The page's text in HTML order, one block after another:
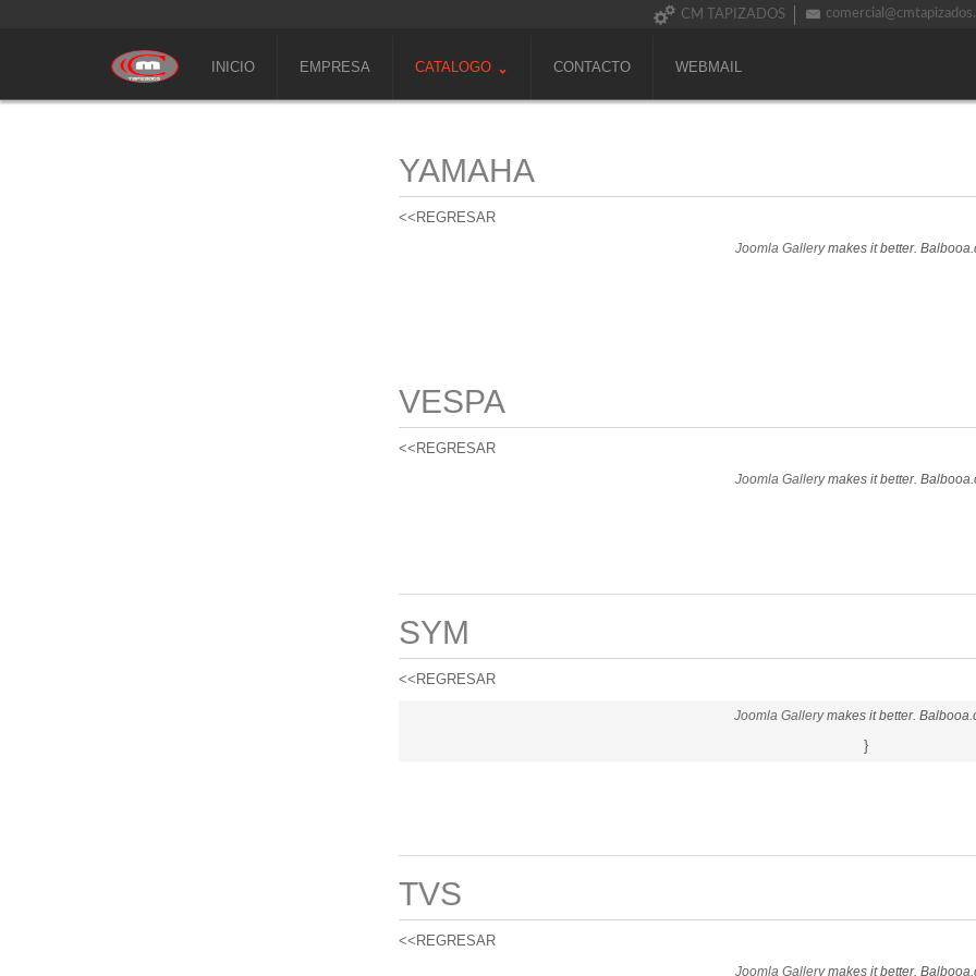
CM TAPIZADOS
INICIO EMPRESA CATALOGO CONTACTO WEBMAIL
YAMAHA
<<REGRESAR
Joomla Gallerymakes it better.
VESPA
<<REGRESAR
Joomla Gallerymakes it better.
SYM
<<REGRESAR
Joomla Gallerymakes it better.
}
TVS
<<REGRESAR
Joomla Gallerymakes it better.